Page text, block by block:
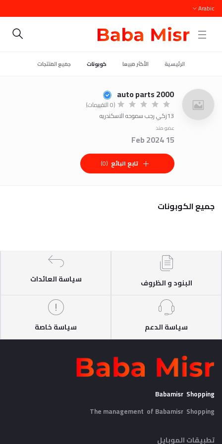
Arabic
الرئيسية الأكثر مبيعا كوبونات جميع المنتجات
2000 auto parts
(0 التقييمات)
13زكي رجب سموحه الاسكندريه
عضو منذ
15 Feb 2024
تابع البائع (0)
جميع الكوبونات
البنود و الظروف سياسة العائدات
سياسة الدعم سياسة خاصة
Babamisr Shopping
The management of Babamisr Shopping
تطبيقات الموبايل